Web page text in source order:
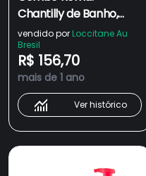
Chantilly de Banho,
Geleia Esfoliante +
Necessaire
vendido por Loccitane Au
Bresil
R$ 156,70
mais de 1 ano
Ver histórico